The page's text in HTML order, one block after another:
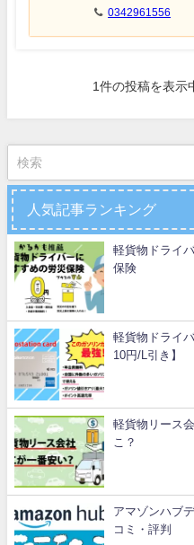
0342961556
1 件の投稿を表示
人気記事ランキング
軽貨物ドライ
保険
軽貨物ドライ
10円/L引き】
軽貨物リース
こ？
アマゾンハブ
コミ・評判